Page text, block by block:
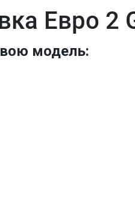
Евро 2
модель: